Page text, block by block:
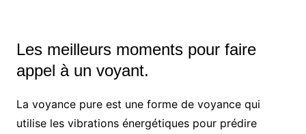
Les meilleurs moments pour faire
appel à un voyant.
La voyance pure est une forme de voyance qui
utilise les vibrations énergétiques pour prédire